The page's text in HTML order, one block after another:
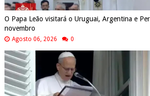
O Papa Leão visitará o Uruguai, Argentina e
novembro
Agosto 06, 2026 0